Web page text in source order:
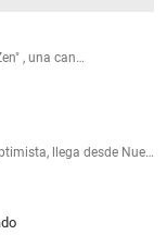
, una can…
llega desde Nue…